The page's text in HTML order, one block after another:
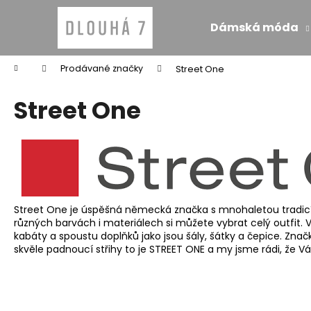
Dámská móda
Domů Prodávané značky Street One
Street One
Street One je úspěšná německá značka s mnohaletou
různých barvách i materiálech si můžete vybrat celý outfit.
kabáty a spoustu doplňků jako jsou šály, šátky a čepice.
skvěle padnoucí střihy to je STREET ONE a my jsme rádi, že
í
Zpět
do
obchodu
Zpět
do
obchodu